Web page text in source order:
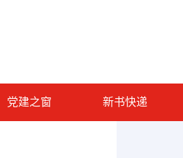
党建之窗 新书快递